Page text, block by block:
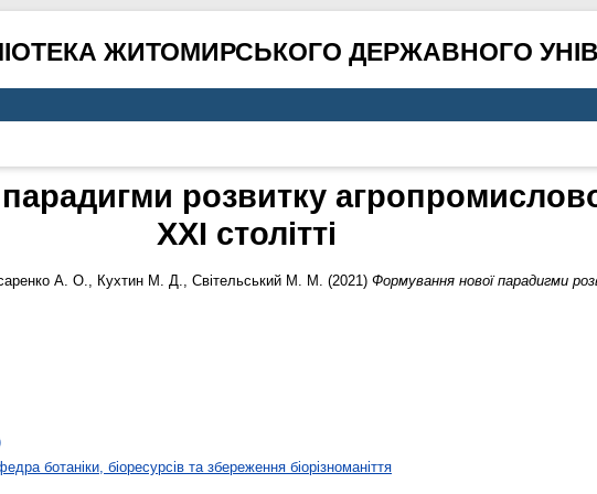
ЖИТОМИРСЬКОГО ДЕРЖАВНОГО
розвитку
ХХІ столітті
А. О., Кухтин М. Д., Світельський М. М. (2021) Формування нової парадигми
ботаніки, біоресурсів та збереження біорізноманіття